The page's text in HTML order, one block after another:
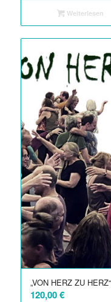
Weiterlesen
„VON HERZ ZU HERZ“
120,00€